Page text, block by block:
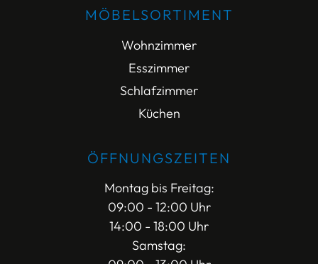
MÖBELSORTIMENT
Wohnzimmer
Esszimmer
Schlafzimmer
Küchen
ÖFFNUNGSZEITEN
Montag bis Freitag:
09:00 - 12:00 Uhr
14:00 - 18:00 Uhr
Samstag: